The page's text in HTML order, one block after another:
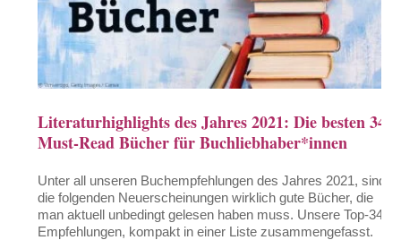
Literaturhighlights des Jahres 2021: Die besten 34
Must-Read Bücher für Buchliebhaber*innen
Unter all unseren Buchempfehlungen des Jahres 2021, sind
die folgenden Neuerscheinungen wirklich gute Bücher, die
man aktuell unbedingt gelesen haben muss. Unsere Top-34-
Empfehlungen, kompakt in einer Liste zusammengefasst.